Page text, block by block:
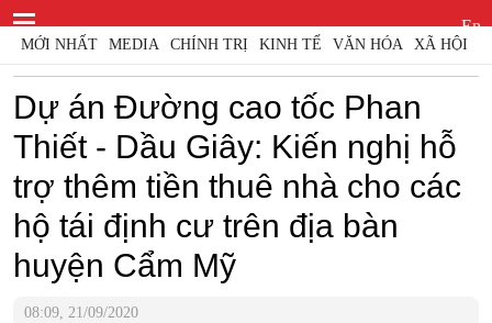
En
MỚI NHẤT MEDIA CHÍNH TRỊ KINH TẾ VĂN HÓA XÃ HỘI
Dự án Đường cao tốc Phan
Thiết - Dầu Giây: Kiến nghị hỗ
trợ thêm tiền thuê nhà cho các
hộ tái định cư trên địa bàn
huyện Cẩm Mỹ
08:09, 21/09/2020